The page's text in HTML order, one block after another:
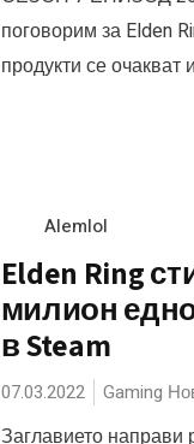
поговорим за Elden
продукти се очакват
Alemlol
Elden Ring
милион
в Steam
07.03.2022 Gaming
Заглавието направи